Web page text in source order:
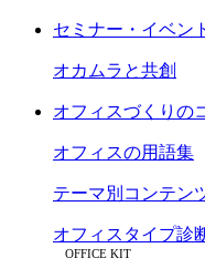
セミナー・イベン
オカムラと共創
オフィスづくりの
オフィスの用語集
テーマ別コンテン
オフィスタイプ診
OFFICE KIT